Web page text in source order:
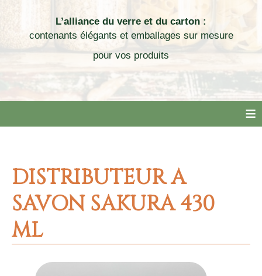
L’alliance du verre et du carton :
contenants élégants et emballages sur mesure
pour vos produits
≡
DISTRIBUTEUR A
SAVON SAKURA 430
ML